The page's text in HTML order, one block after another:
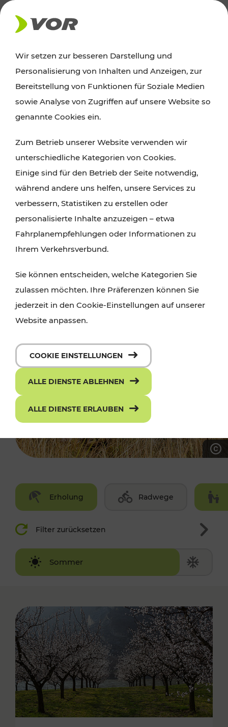
AKTUELLES
Ausflugstipps
Wien, Niederösterreich und das Burgenland
Wanderungen, Kultur und Gastronomie,
Radtouren oder purer Naturgenuss – viele
Attraktionen sind mit den Ticket- und Fahrplan-
Angeboten des VOR gut und schnell erreichbar.
Erholung Radwege
Filter zurücksetzen
Sommer
Winter
Wir setzen zur besseren Darstellung und
Personalisierung von Inhalten und Anzeigen, zur
Bereitstellung von Funktionen für Soziale Medien
sowie Analyse von Zugriffen auf unsere Website so
genannte Cookies ein.
Zum Betrieb unserer Website verwenden wir
unterschiedliche Kategorien von Cookies.
Einige sind für den Betrieb der Seite notwendig,
während andere uns helfen, unsere Services zu
verbessern, Statistiken zu erstellen oder
personalisierte Inhalte anzuzeigen – etwa
Fahrplanempfehlungen oder Informationen zu
Ihrem Verkehrsverbund.
Sie können entscheiden, welche Kategorien Sie
zulassen möchten. Ihre Präferenzen können Sie
jederzeit in den Cookie-Einstellungen auf unserer
Website anpassen.
COOKIE EINSTELLUNGEN
ALLE DIENSTE ABLEHNEN
ALLE DIENSTE ERLAUBEN